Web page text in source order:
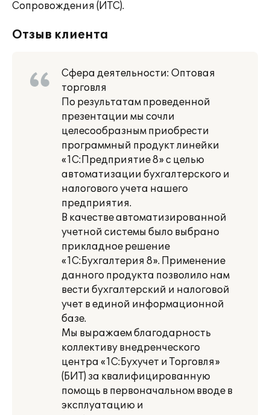
Сопровождения (ИТС).
Отзыв клиента
Сфера деятельности: Оптовая
торговля
По результатам проведенной
презентации мы сочли
целесообразным приобрести
программный продукт линейки
«1С:Предприятие 8» с целью
автоматизации бухгалтерского и
налогового учета нашего
предприятия.
В качестве автоматизированной
учетной системы было выбрано
прикладное решение
«1С:Бухгалтерия 8». Применение
данного продукта позволило нам
вести бухгалтерский и налоговой
учет в единой информационной
базе.
Мы выражаем благодарность
коллективу внедренческого
центра «1С:Бухучет и Торговля»
(БИТ) за квалифицированную
помощь в первоначальном вводе в
эксплуатацию и